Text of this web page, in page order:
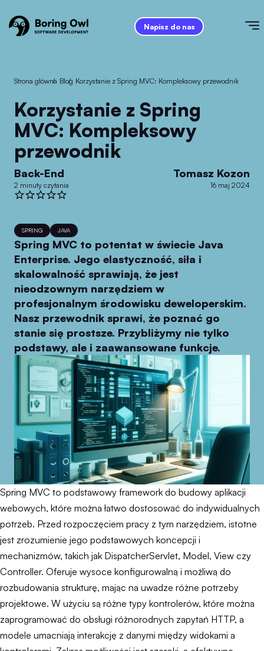
Napisz do nas
Strona główna
/ Blog
/ Korzystanie z Spring MVC: Kompleksowy przewodnik
Korzystanie z Spring
MVC: Kompleksowy
przewodnik
Back-End
2 minuty czytania
Tomasz Kozon
16 maj 2024
SPRING JAVA
Spring MVC to potentat w świecie Java
Enterprise. Jego elastyczność, siła i
skalowalność sprawiają, że jest
nieodzownym narzędziem w
profesjonalnym środowisku deweloperskim.
Nasz przewodnik sprawi, że poznać go
stanie się prostsze. Przybliżymy nie tylko
podstawy, ale i zaawansowane funkcje.
Spring MVC to podstawowy framework do budowy aplikacji
webowych, które można łatwo dostosować do indywidualnych
potrzeb. Przed rozpoczęciem pracy z tym narzędziem, istotne
jest zrozumienie jego podstawowych koncepcji i
mechanizmów, takich jak DispatcherServlet, Model, View czy
Controller. Oferuje wysoce konfigurowalną i możliwą do
rozbudowania strukturę, mając na uwadze różne potrzeby
projektowe. W użyciu są różne typy kontrolerów, które można
zaprogramować do obsługi różnorodnych zapytań HTTP, a
modele umacniają interakcję z danymi między widokami a